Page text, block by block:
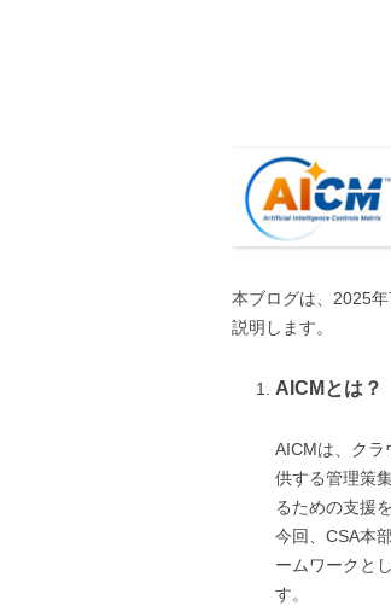
本ブログは、2025
説明します。
AICMとは？
AICMは、クラ
供する管理策
るための支援
今回、CSA本
ームワークと
す。